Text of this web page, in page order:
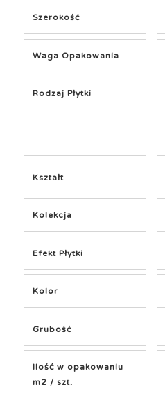
Szerokość
Waga Opakowania
Rodzaj Płytki
Kształt
Kolekcja
Efekt Płytki
Kolor
Grubość
Ilość w opakowaniu
m2 / szt.